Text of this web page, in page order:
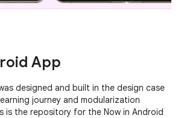
App
designed and built in the design case
journey and modularization
is the repository for the Now in Android